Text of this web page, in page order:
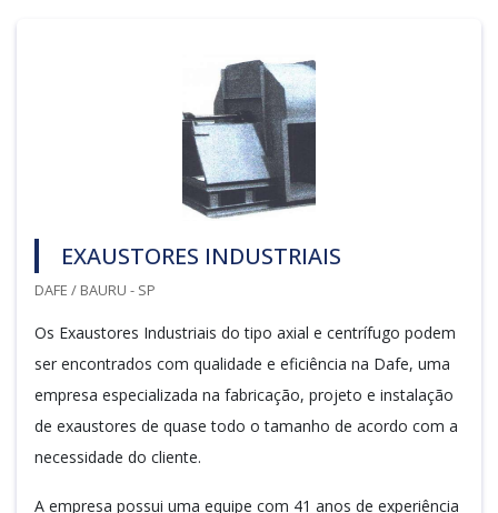
EXAUSTORES INDUSTRIAIS
DAFE / BAURU - SP
Os Exaustores Industriais do tipo axial e centrífugo podem
ser encontrados com qualidade e eficiência na Dafe, uma
empresa especializada na fabricação, projeto e instalação
de exaustores de quase todo o tamanho de acordo com a
necessidade do cliente.
A empresa possui uma equipe com 41 anos de experiência